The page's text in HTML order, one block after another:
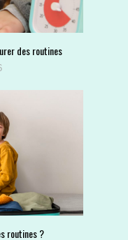
des routines
routines ?